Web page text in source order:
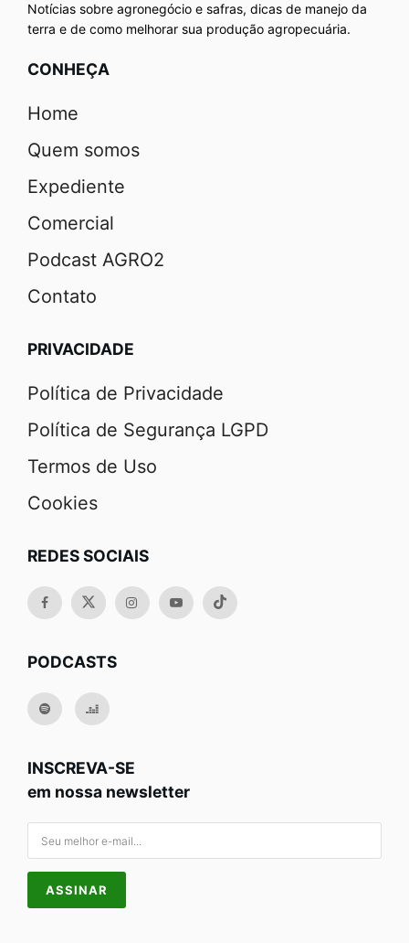
Notícias sobre agronegócio e safras, dicas de manejo da
terra e de como melhorar sua produção agropecuária.
CONHEÇA
Home
Quem somos
Expediente
Comercial
Podcast AGRO2
Contato
PRIVACIDADE
Política de Privacidade
Política de Segurança LGPD
Termos de Uso
Cookies
REDES SOCIAIS
PODCASTS
INSCREVA-SE
em nossa newsletter